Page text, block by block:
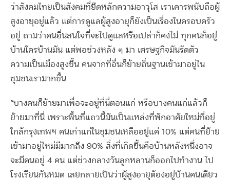
ว่าสังคมไทยเป็นสังคมที่ยึดหลักความอาวุโส เราเคารพนับถือผู้
สูงอายุอยู่แล้ว แต่การดูแลผู้สูงอายุก็ยังเป็นเรื่องในครอบครัว
อยู่ ถามว่าคนอื่นสนใจที่จะไปดูแลหรือเปล่าก็คงไม่ ทุกคนก็อยู่
บ้านใครบ้านมัน แต่พอช่วงหลัง ๆ มา เศรษฐกิจมันรัดตัว
ความเป็นเมืองสูงขึ้น คนจากที่อื่นก็ย้ายถิ่นฐานเข้ามาอยู่ใน
ชุมชนเรามากขึ้น
“บางคนก็ย้ายมาเพื่อจะอยู่ที่นี่ตอนแก่ หรือบางคนแก่แล้วก็
ย้ายมาที่นี่ เพราะพื้นที่แถวนี้มันเป็นแหล่งที่พักอาศัยใหม่ที่อยู่
ใกล้กรุงเทพฯ คนเก่าแก่ในชุมชนเหลืออยู่แค่ 10% แต่คนที่ย้าย
เข้ามาอยู่ใหม่มีมากถึง 90% สิ่งที่เกิดขึ้นคือบ้านหลังหนึ่งอาจ
จะมีคนอยู่ 4 คน แต่ช่วงกลางวันลูกหลานก็ออกไปทำงาน ไป
โรงเรียนกันหมด เลยกลายเป็นว่าผู้สูงอายุต้องอยู่บ้านคนเดียว